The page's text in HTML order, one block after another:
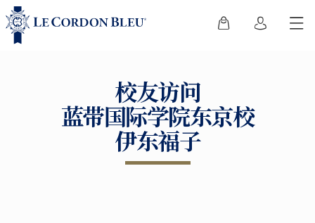
校友访问
蓝带国际学院东京校
伊东福子